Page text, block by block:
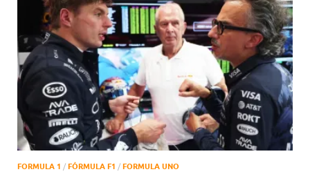
FORMULA 1 / FÓRMULA F1 / FORMULA UNO